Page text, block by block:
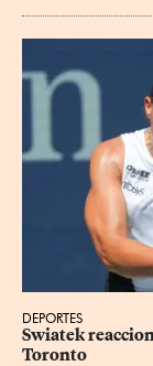
DEPORTES
Swiatek
Toronto